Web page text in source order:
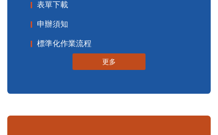
表單下載
申辦須知
標準化作業流程
更多